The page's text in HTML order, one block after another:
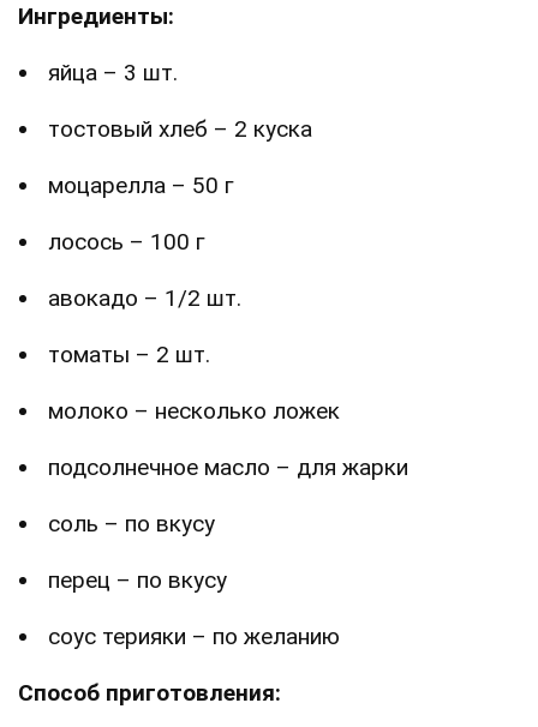
Ингредиенты:
яйца – 3 шт.
тостовый хлеб – 2 куска
моцарелла – 50 г
лосось – 100 г
авокадо – 1/2 шт.
томаты – 2 шт.
молоко – несколько ложек
подсолнечное масло – для жарки
соль – по вкусу
перец – по вкусу
соус терияки – по желанию
Способ приготовления: